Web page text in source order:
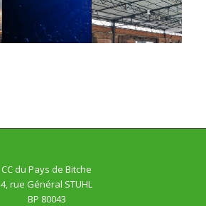
CC du Pays de Bitche
4, rue Général STUHL
BP 80043